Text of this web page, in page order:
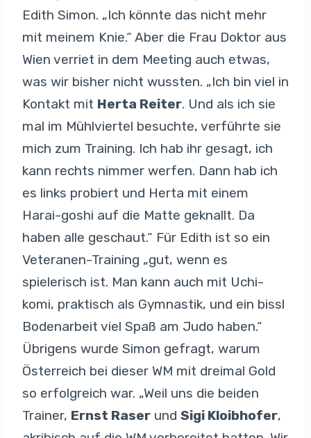
Edith Simon. „Ich könnte das nicht mehr
mit meinem Knie.“ Aber die Frau Doktor aus
Wien verriet in dem Meeting auch etwas,
was wir bisher nicht wussten. „Ich bin viel in
Kontakt mit Herta Reiter. Und als ich sie
mal im Mühlviertel besuchte, verführte sie
mich zum Training. Ich hab ihr gesagt, ich
kann rechts nimmer werfen. Dann hab ich
es links probiert und Herta mit einem
Harai-goshi auf die Matte geknallt. Da
haben alle geschaut.“ Für Edith ist so ein
Veteranen-Training „gut, wenn es
spielerisch ist. Man kann auch mit Uchi-
komi, praktisch als Gymnastik, und ein bissl
Bodenarbeit viel Spaß am Judo haben.“
Übrigens wurde Simon gefragt, warum
Österreich bei dieser WM mit dreimal Gold
so erfolgreich war. „Weil uns die beiden
Trainer, Ernst Raser und Sigi Kloibhofer,